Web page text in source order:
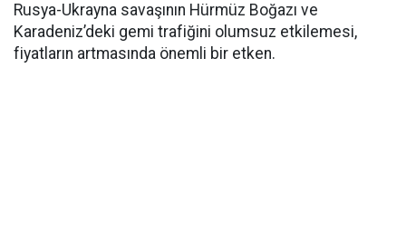
Rusya-Ukrayna savaşının Hürmüz Boğazı ve
Karadeniz’deki gemi trafiğini olumsuz etkilemesi,
fiyatların artmasında önemli bir etken.